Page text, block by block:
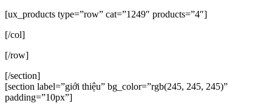
[ux_products type=”row” cat=”1249″ products=”4″]
[/col]
[/row]
[/section]
[section label=”giới thiệu” bg_color=”rgb(245, 245, 245)”
padding=”10px”]